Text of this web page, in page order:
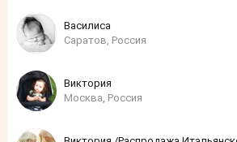
Василиса
Саратов, Россия
Виктория
Москва, Россия